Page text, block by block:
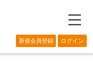
―
新規会員登録 ログイン